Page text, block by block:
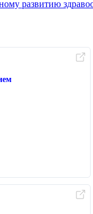
развитию